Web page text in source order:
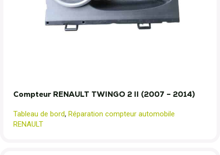
Compteur RENAULT TWINGO 2 II (2007 – 2014)
Tableau de bord, Réparation compteur automobile
RENAULT